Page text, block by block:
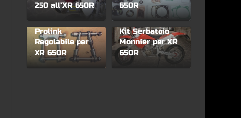
250 all’XR 650R
650R
Prolink
Regolabile per
XR 650R
Kit Serbatoio
Monnier per XR
650R